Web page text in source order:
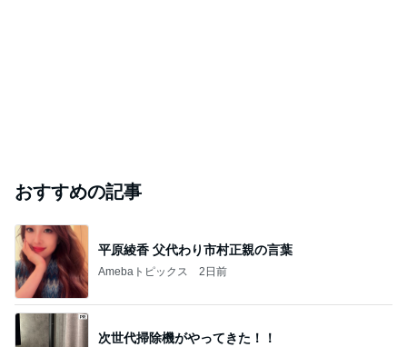
おすすめの記事
平原綾香 父代わり市村正親の言葉
Amebaトピックス 2日前
次世代掃除機がやってきた！！